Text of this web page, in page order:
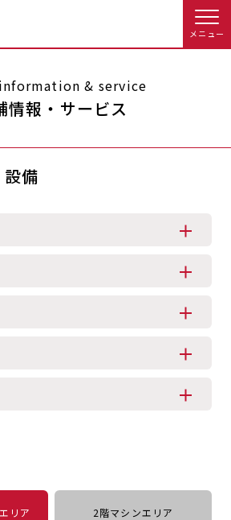
メニュー
& service
情報・サービス
備
リア 2階マシンエリア